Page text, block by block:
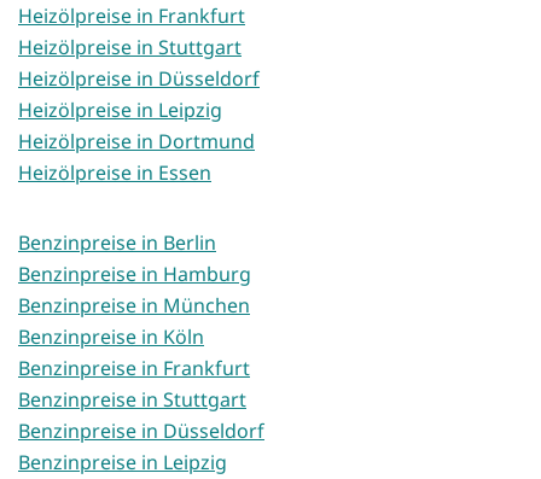
Heizölpreise in Frankfurt
Heizölpreise in Stuttgart
Heizölpreise in Düsseldorf
Heizölpreise in Leipzig
Heizölpreise in Dortmund
Heizölpreise in Essen
Benzinpreise in Berlin
Benzinpreise in Hamburg
Benzinpreise in München
Benzinpreise in Köln
Benzinpreise in Frankfurt
Benzinpreise in Stuttgart
Benzinpreise in Düsseldorf
Benzinpreise in Leipzig